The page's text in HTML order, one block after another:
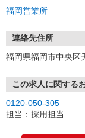
①応募から3営業日を
★スマホでWEB面
す
③面接実施（履歴書
※ご希望があれば、
お気軽にご応募くだ
福岡営業所
連絡先住所
福岡県福岡市中央
この求人に関する
0120-050-305
担当：採用担当